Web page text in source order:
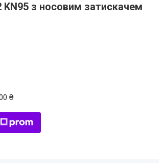
KN95 з носовим затискачем
₴